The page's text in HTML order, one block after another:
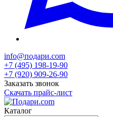
info@подари.com
+7 (495) 198-19-90
+7 (920) 909-26-90
Заказать звонок
Скачать прайс-лист
Каталог